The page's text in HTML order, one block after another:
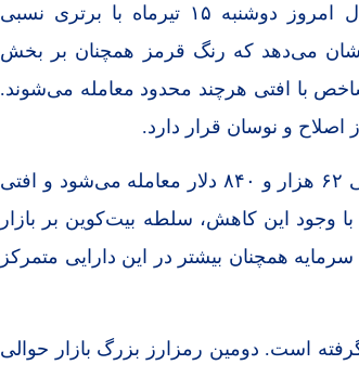
بازار ارزهای دیجیتال امروز دوشنبه ۱۵ تیرماه با برتری نسبی
می‌دهد که رنگ قرمز همچنان بر بخش
با افتی هرچند محدود معامله می‌شوند.
اصلاح و نوسان قرار دارد.
بیت‌کوین، اکنون و در زمان نگارش این گزارش حوالی ۶۲ هزار و ۸۴۰ دلار معامله می‌شود و افتی
این کاهش، سلطه بیت‌کوین بر بازار
می‌دهد سرمایه همچنان بیشتر در این دارایی متمرکز
است. دومین رمزارز بزرگ بازار حوالی